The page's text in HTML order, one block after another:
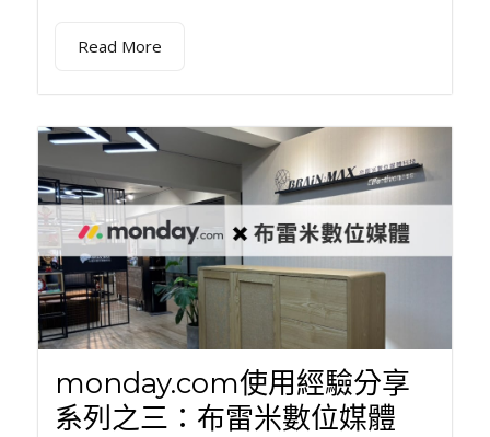
Read More
monday.com使用經驗分享
系列之三：布雷米數位媒體